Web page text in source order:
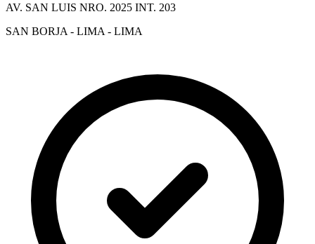
AV. SAN LUIS NRO. 2025 INT. 203
SAN BORJA - LIMA - LIMA